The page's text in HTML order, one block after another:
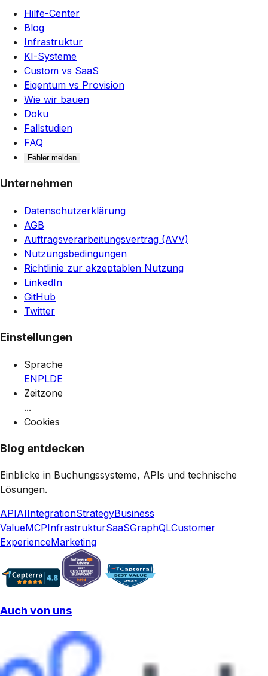
Hilfe-Center
Blog
Infrastruktur
KI-Systeme
Custom vs SaaS
Eigentum vs Provision
Wie wir bauen
Doku
Fallstudien
FAQ
Fehler melden
Unternehmen
Datenschutzerklärung
AGB
Auftragsverarbeitungsvertrag (AVV)
Nutzungsbedingungen
Richtlinie zur akzeptablen Nutzung
LinkedIn
GitHub
Twitter
Einstellungen
Sprache
ENPLDE
Zeitzone
...
Cookies
Blog entdecken
Einblicke in Buchungssysteme, APIs und technische
Lösungen.
APIAIIntegrationStrategyBusiness
ValueMCPInfrastrukturSaaSGraphQLCustomer
ExperienceMarketing
Auch von uns